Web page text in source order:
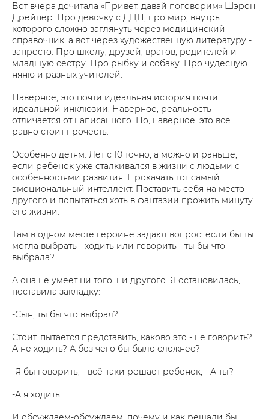
Вот вчера дочитала «Привет, давай поговорим» Шэрон
Дрейпер. Про девочку с ДЦП, про мир, внутрь
которого сложно заглянуть через медицинский
справочник, а вот через художественную литературу -
запросто. Про школу, друзей, врагов, родителей и
младшую сестру. Про рыбку и собаку. Про чудесную
няню и разных учителей.
Наверное, это почти идеальная история почти
идеальной инклюзии. Наверное, реальность
отличается от написанного. Но, наверное, это всё
равно стоит прочесть.
Особенно детям. Лет с 10 точно, а можно и раньше,
если ребенок уже сталкивался в жизни с людьми с
особенностями развития. Прокачать тот самый
эмоциональный интеллект. Поставить себя на место
другого и попытаться хоть в фантазии прожить минуту
его жизни.
Там в одном месте героине задают вопрос: если бы ты
могла выбрать - ходить или говорить - ты бы что
выбрала?
А она не умеет ни того, ни другого. Я остановилась,
поставила закладку:
-Сын, ты бы что выбрал?
Стоит, пытается представить, каково это - не говорить?
А не ходить? А без чего бы было сложнее?
-Я бы говорить, - всё-таки решает ребенок, - А ты?
-А я ходить.